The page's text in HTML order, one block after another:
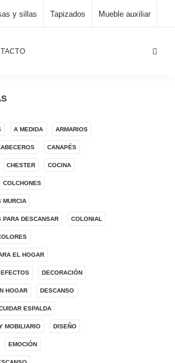
y sillas Tapizados Mueble auxiliar
A MEDIDA ARMARIOS
CANAPÉS
CHESTER COCINA
COLCHONES
MURCIA
PARA DESCANSAR COLONIAL
EL HOGAR
DECORACIÓN
HOGAR DESCANSO
ESPALDA
MOBILIARIO DISEÑO
EMOCIÓN